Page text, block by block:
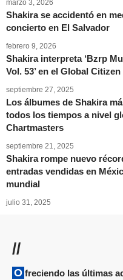
marzo 3, 2026
Shakira se accidentó en
concierto en El Salvador
febrero 9, 2026
Shakira interpreta ‘Bzrp
Vol. 53’ en el Global Citizen
septiembre 27, 2025
Los álbumes de Shakira
todos los tiempos a nivel
Chartmasters
septiembre 21, 2025
Shakira rompe nuevo
entradas vendidas en
mundial
julio 31, 2025
//
Ofreciendo las últimas actualizaciones y noticias sobre